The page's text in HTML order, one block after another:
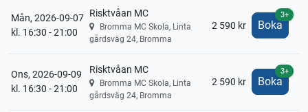
Mån, 2026-09-07
kl. 16:30 - 21:00
Risktvåan MC
Bromma MC Skola, Linta
gårdsväg 24, Bromma
2 590 kr Boka
3+
Ons, 2026-09-09
kl. 16:30 - 21:00
Risktvåan MC
Bromma MC Skola, Linta
gårdsväg 24, Bromma
2 590 kr Boka
3+